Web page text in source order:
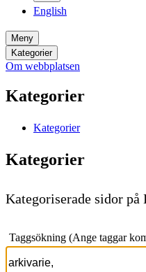
English
Meny
Kategorier
Om webbplatsen
Kategorier
Kategorier
Kategorier
Kategoriserade sidor på
Taggsökning (Ange taggar